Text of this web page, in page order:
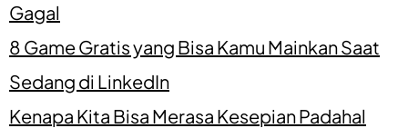
Gagal
8 Game Gratis yang Bisa Kamu Mainkan Saat
Sedang di LinkedIn
Kenapa Kita Bisa Merasa Kesepian Padahal